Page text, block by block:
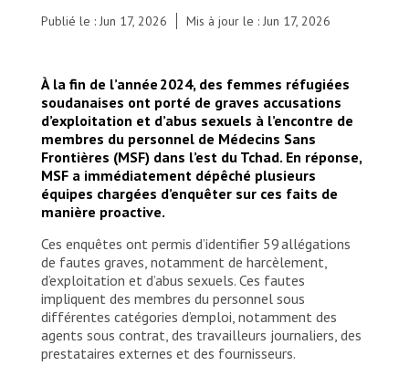
© iAko M. Randrianarivelo/Mira Photo
Publié le : Jun 17, 2026 Mis à jour le : Jun 17, 2026
À la fin de l’année 2024, des femmes réfugiées
soudanaises ont porté de graves accusations
d’exploitation et d’abus sexuels à l’encontre de
membres du personnel de Médecins Sans
Frontières (MSF) dans l’est du Tchad. En réponse,
MSF a immédiatement dépêché plusieurs
équipes chargées d’enquêter sur ces faits de
manière proactive.
Ces enquêtes ont permis d’identifier 59 allégations
de fautes graves, notamment de harcèlement,
d’exploitation et d’abus sexuels. Ces fautes
impliquent des membres du personnel sous
différentes catégories d’emploi, notamment des
agents sous contrat, des travailleurs journaliers, des
prestataires externes et des fournisseurs.